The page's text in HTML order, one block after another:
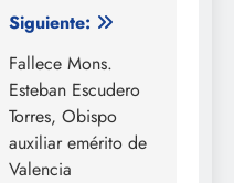
Siguiente:
Fallece Mons.
Esteban Escudero
Torres, Obispo
auxiliar emérito de
Valencia